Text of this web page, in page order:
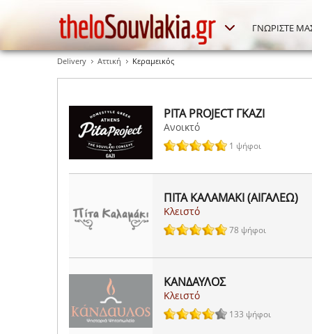
ΓΝΩΡΙΣΤΕ
Delivery Αττική Κεραμεικός
PITA PROJECT ΓΚΑΖΙ
Ανοικτό
1 ψήφοι
ΠΙΤΑ ΚΑΛΑΜΑΚΙ (ΑΙΓΑΛΕΩ)
Κλειστό
78 ψήφοι
ΚΑΝΔΑΥΛΟΣ
Κλειστό
133 ψήφοι